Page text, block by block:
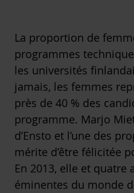
La proportion de
programmes
les universités
jamais, les femmes
près de 40 % des
programme. Marjo
d’Ensto et l’une des
mérite d’être félicitée
En 2013, elle et quatre
éminentes du monde